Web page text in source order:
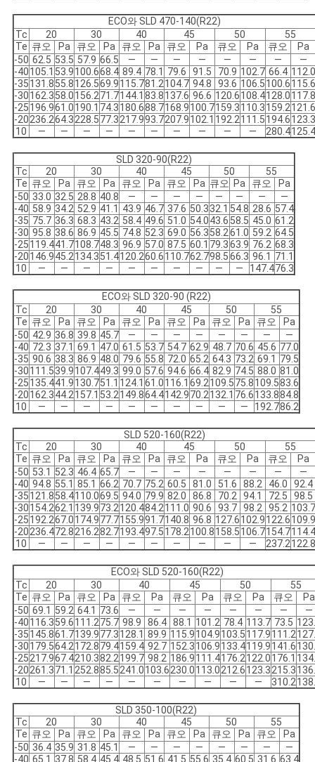
ECO와 SLD 470-140(R22)
Tc
20 30 40 45 50
55
Te 큐오 Pa 큐오 Pa 큐오 Pa 큐오 Pa 큐오 Pa 큐오
Pa
-50 62.5 53.5 57.9 66.5 ― ― ― ― ― ― ―
―
-40105.1 53.9100.668.4 89.4 78.1 79.6 91.5 70.9 102.7 66.4 112.0
-35131.855.8126.569.9115.781.2104.7 94.8 93.6 106.5100.6115.6
-30162.358.0156.271.7144.1 83.8137.6 96.6 120.6108.4128.0117.8
-25196.961.0190.1 74.3180.688.7168.9100.7159.3110.3159.2121.6
-20236.264.3228.577.3217.993.7207.9102.1 192.2111.5194.6123.3
10
― ― ― ― ― ― ― ― ― ― 280.4125.4
SLD 320-90(R22)
Tc
20 30 40 45 50
55
Te 큐오 Pa 큐오 Pa 큐오 Pa 큐오 Pa 큐오 Pa 큐오
Pa
-50 33.0 32.5 28.8 40.8 ― ― ― ― ― ― ―
―
-40 58.9 34.2 52.9 41.1 43.9 46.7 37.6 50.332.1 54.8 28.6 57.4
-35 75.7 36.3 68.3 43.2 58.4 49.6 51.0 54.043.6 58.5 45.0 61.2
-30 95.8 38.6 86.9 45.5 74.8 52.3 69.0 56.358.261.0 59.2 64.5
-25119.441.7108.748.3 96.9 57.0 87.5 60.1 79.363.9 76.2 68.3
-20146.945.2134.351.4120.260.6110.762.798.566.3 96.1 71.1
10
― ― ― ― ― ― ― ― ― ― 147.476.3
ECO와 SLD 320-90 (R22)
Tc
20 30 40 45 50
55
Te 큐오 Pa 큐오 Pa 큐오 Pa 큐오 Pa 큐오 Pa 큐오
Pa
-50 42.9 36.8 39.8 45.7 ― ― ― ― ― ― ―
―
-40 72.3 37.1 69.1 47.0 61.5 53.7 54.7 62.9 48.7 70.6 45.6 77.0
-35 90.6 38.3 86.9 48.0 79.6 55.8 72.0 65.2 64.3 73.2 69.1 79.5
-30111.539.9107.449.3 99.0 57.6 94.6 66.4 82.9 74.5 88.0 81.0
-25135.441.9130.751.1 124.1 61.0116.1 69.2109.575.8109.583.6
-20162.344.2157.1 53.2149.864.4142.970.2132.1 76.6133.884.8
10
― ― ― ― ― ― ― ― ― ― 192.786.2
SLD 520-160(R22)
Tc
20 30 40 45 50
55
Te 큐오 Pa 큐오 Pa 큐오 Pa 큐오 Pa 큐오 Pa 큐오
Pa
-50 53.1 52.3 46.4 65.7 ― ― ― ― ― ― ―
―
-40 94.8 55.1 85.1 66.2 70.7 75.2 60.5 81.0 51.6 88.2 46.0
92.4
-35121.858.4110.069.5 94.0 79.9 82.0 86.8 70.2 94.1 72.5
98.5
-30154.262.1 139.973.2120.484.2111.0 90.6 93.7 98.2 95.2 103.7
-25192.267.0174.977.7155.991.7140.8 96.8 127.6102.9122.6109.9
-20236.472.8216.282.7193.497.5178.2100.8158.5106.7154.7114.4
10
― ― ― ― ― ― ― ― ― ― 237.2122.8
ECO와 SLD 520-160(R22)
Tc
20 30 40 45 50
55
Te 큐오 Pa 큐오 Pa 큐오 Pa 큐오 Pa 큐오 Pa 큐오
Pa
-50 69.1 59.2 64.1 73.6 ― ― ― ― ― ― ―
―
-40116.359.6111.275.7 98.9 86.4 88.1 101.2 78.4 113.7 73.5
-35145.861.7139.977.3128.1 89.9 115.9104.9103.5117.9111.2
-30179.564.2172.879.4159.4 92.7 152.3106.9133.4119.9141.6
-25217.967.4210.382.2199.7 98.2 186.9111.4176.2122.0176.1
-20261.371.1 252.885.5241.0103.6230.0113.0212.6123.3215.3
10
― ― ― ― ― ― ― ― ― ― 310.2
SLD 350-100(R22)
Tc
20 30 40 45 50
55
Te 큐오 Pa 큐오 Pa 큐오 Pa 큐오 Pa 큐오 Pa 큐오
Pa
-50 36.4 35.9 31.8 45.1 ― ― ― ― ― ― ―
―
-40 65.1 37.8 58.4 45.4 48.5 51.6 41.5 55.6 35.4 60.5 31.6 63.4